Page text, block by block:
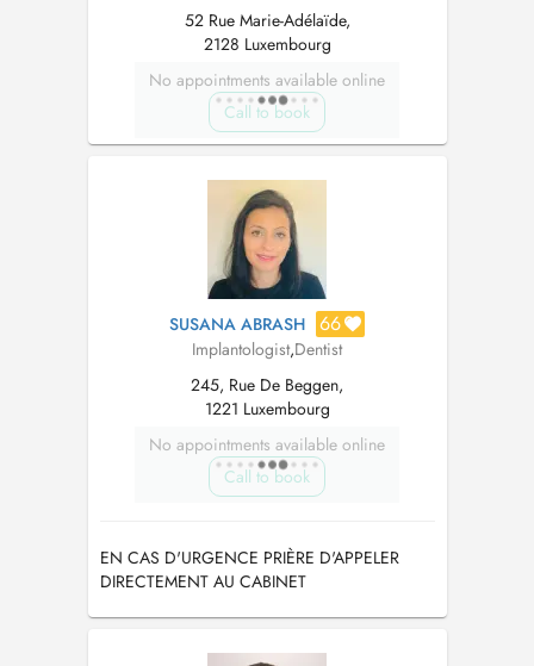
52 Rue Marie-Adélaïde,
2128 Luxembourg
No appointments available online
Call to book
SUSANA ABRASH 66
Implantologist,Dentist
245, Rue De Beggen,
1221 Luxembourg
No appointments available online
Call to book
EN CAS D'URGENCE PRIÈRE D'APPELER
DIRECTEMENT AU CABINET